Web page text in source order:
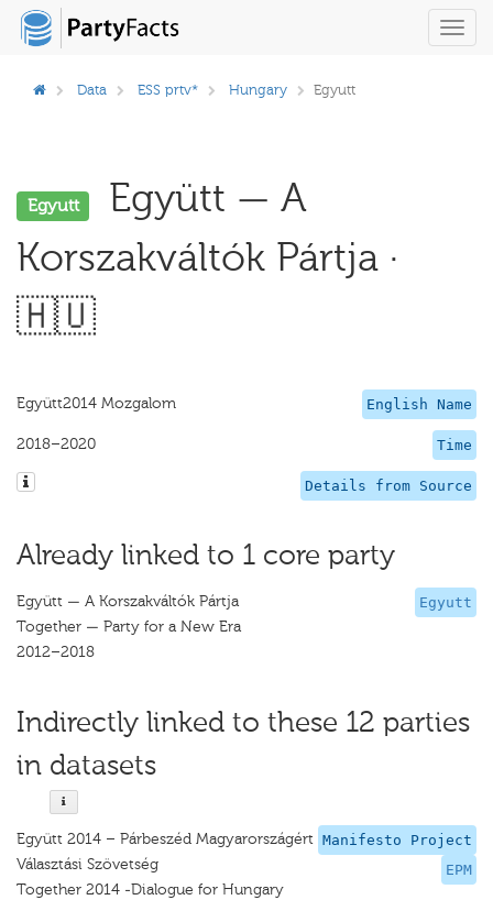
Data ESS prtv* Hungary Egyutt
Egyutt
Együtt — A
Korszakváltók Pártja ·
🇭🇺
English Name
Együtt2014 Mozgalom
Time
2018–2020
Details from Source
Already linked to 1 core party
Egyutt
Együtt — A Korszakváltók Pártja
Together — Party for a New Era
2012–2018
Indirectly linked to these 12 parties
in datasets
Manifesto Project
EPM
Együtt 2014 – Párbeszéd Magyarországért
Választási Szövetség
Together 2014 -Dialogue for Hungary